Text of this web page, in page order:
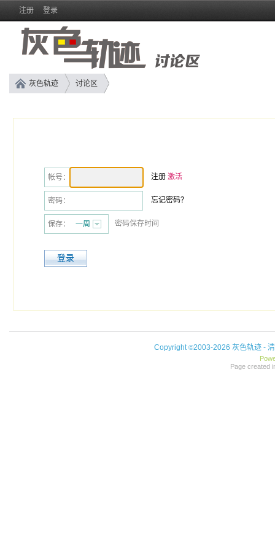
注册 登录
灰色轨迹 讨论区
帐号： 注册 激活
密码： 忘记密码？
保存： 一周 密码保存时间
Copyright©2003-2026 灰色轨迹 -
Page created